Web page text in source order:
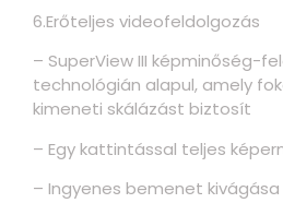
6.Erőteljes videofeldolgozás
– SuperView III képminőség-
technológián alapul, amely
kimeneti skálázást biztosít
– Egy kattintással teljes
– Ingyenes bemenet kivágása